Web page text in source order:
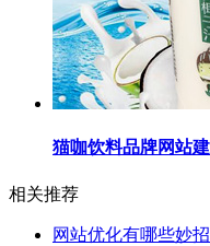
猫咖饮料品牌网站
相关推荐
网站优化有哪些妙